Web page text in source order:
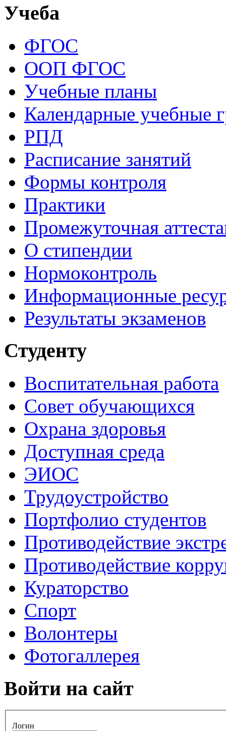
Учеба
ФГОС
ООП ФГОС
Учебные планы
Календарные учебные
РПД
Расписание занятий
Формы контроля
Практики
Промежуточная
О стипендии
Нормоконтроль
Информационные
Результаты экзаменов
Студенту
Воспитательная работа
Совет обучающихся
Охрана здоровья
Доступная среда
ЭИОС
Трудоустройство
Портфолио студентов
Противодействие
Противодействие
Кураторство
Спорт
Волонтеры
Фотогаллерея
Войти на сайт
Логин